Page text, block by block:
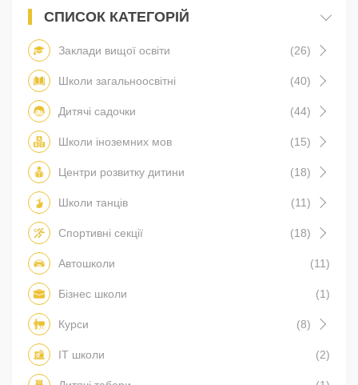
СПИСОК КАТЕГОРІЙ
Заклади вищої освіти (26)
Школи загальноосвітні (40)
Дитячі садочки (44)
Школи іноземних мов (15)
Центри розвитку дитини (18)
Школи танців (11)
Спортивні секції (18)
Автошколи (11)
Бізнес школи (1)
Курси (8)
IT школи (2)